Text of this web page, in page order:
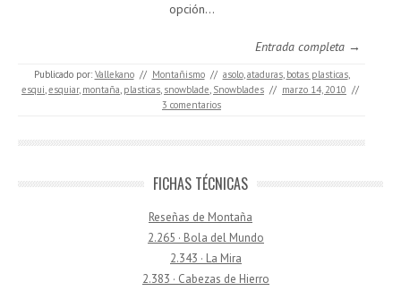
opción…
Entrada completa →
Publicado por: Vallekano // Montañismo // asolo,ataduras, botas plasticas,
esqui,esquiar, montaña, plasticas, snowblade, Snowblades // marzo 14, 2010 //
3 comentarios
FICHAS TÉCNICAS
Reseñas de Montaña
2.265 · Bola del Mundo
2.343 · La Mira
2.383 · Cabezas de Hierro